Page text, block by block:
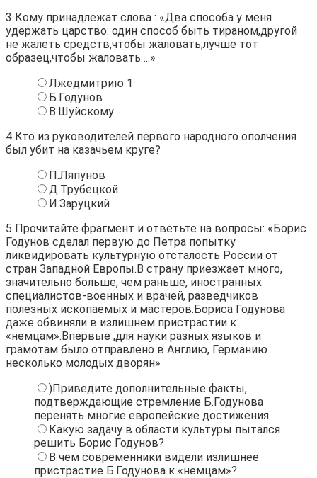
3 Кому принадлежат слова : «Два способа у меня
удержать царство: один способ быть тираном,другой
не жалеть средств,чтобы жаловать;лучше тот
образец,чтобы жаловать….»
Лжедмитрию 1
Б.Годунов
В.Шуйскому
4 Кто из руководителей первого народного ополчения
был убит на казачьем круге?
П.Ляпунов
Д.Трубецкой
И.Заруцкий
5 Прочитайте фрагмент и ответьте на вопросы: «Борис
Годунов сделал первую до Петра попытку
ликвидировать культурную отсталость России от
стран Западной Европы.В страну приезжает много,
значительно больше, чем раньше, иностранных
специалистов-военных и врачей, разведчиков
полезных ископаемых и мастеров.Бориса Годунова
даже обвиняли в излишнем пристрастии к
«немцам».Впервые ,для науки разных языков и
грамотам было отправлено в Англию, Германию
несколько молодых дворян»
)Приведите дополнительные факты,
подтверждающие стремление Б.Годунова
перенять многие европейские достижения.
Какую задачу в области культуры пытался
решить Борис Годунов?
В чем современники видели излишнее
пристрастие Б.Годунова к «немцам»?